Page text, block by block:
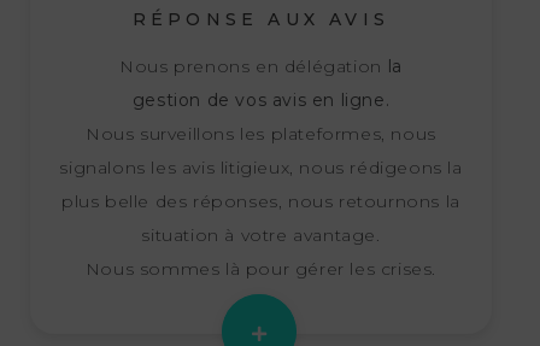
RÉPONSE AUX AVIS
Nous prenons en délégation la
gestion de vos avis en ligne.
Nous surveillons les plateformes, nous
signalons les avis litigieux, nous rédigeons la
plus belle des réponses, nous retournons la
situation à votre avantage.
Nous sommes là pour gérer les crises.